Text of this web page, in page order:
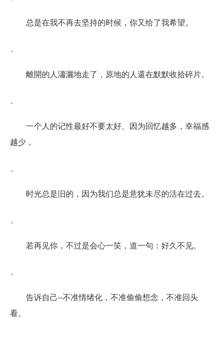
总是在我不再去坚持的时候，你又给了我希望。
離開的人瀟灑地走了，原地的人還在默默收拾碎片。
一个人的记性最好不要太好、因为回忆越多，幸福感
越少，
时光总是旧的，因为我们总是意犹未尽的活在过去。
若再见你，不过是会心一笑，道一句：好久不见。
告诉自己--不准情绪化，不准偷偷想念，不准回头
看。